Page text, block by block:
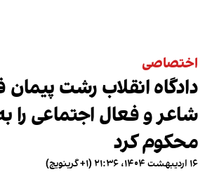
اختصاصی
دادگاه انقلاب رشت پیمان
شاعر و فعال اجتماعی را
محکوم کرد
۱۶ اردیبهشت ۱۴۰۴، ۲۱:۳۶ (‎+۱ گرینویچ)